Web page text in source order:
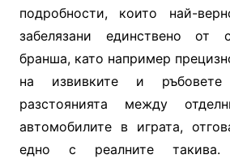
подробности, които най-
забелязани единствено от
бранша, като например
на извивките и
разстоянията между
автомобилите в играта,
едно с реалните